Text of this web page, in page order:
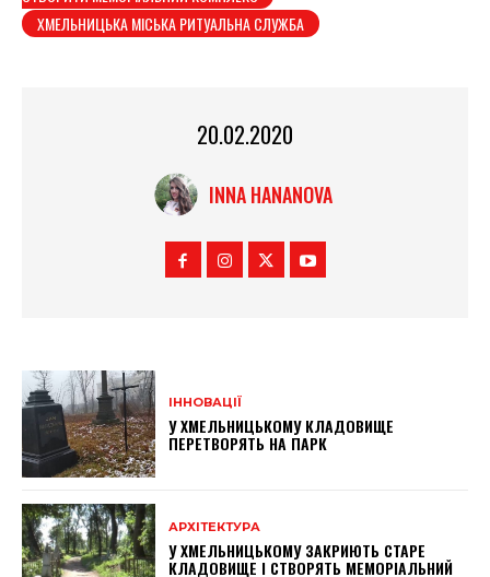
ХМЕЛЬНИЦЬКА МІСЬКА РИТУАЛЬНА СЛУЖБА
20.02.2020
INNA HANANOVA
ІННОВАЦІЇ
У ХМЕЛЬНИЦЬКОМУ КЛАДОВИЩЕ
ПЕРЕТВОРЯТЬ НА ПАРК
АРХІТЕКТУРА
У ХМЕЛЬНИЦЬКОМУ ЗАКРИЮТЬ СТАРЕ
КЛАДОВИЩЕ І СТВОРЯТЬ МЕМОРІАЛЬНИЙ